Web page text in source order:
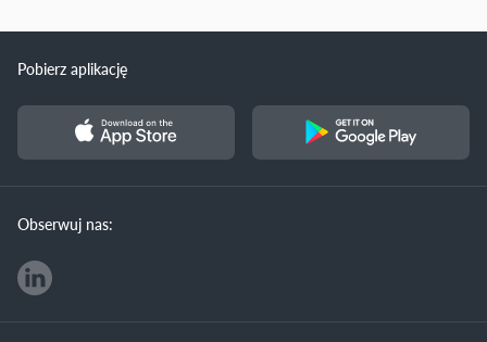
Pobierz aplikację
Obserwuj nas: